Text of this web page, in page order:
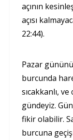
açının
açısı
22:44).
Pazar
burcunda
sıcakkanlı,
gündeyiz.
fikir olabilir.
burcuna